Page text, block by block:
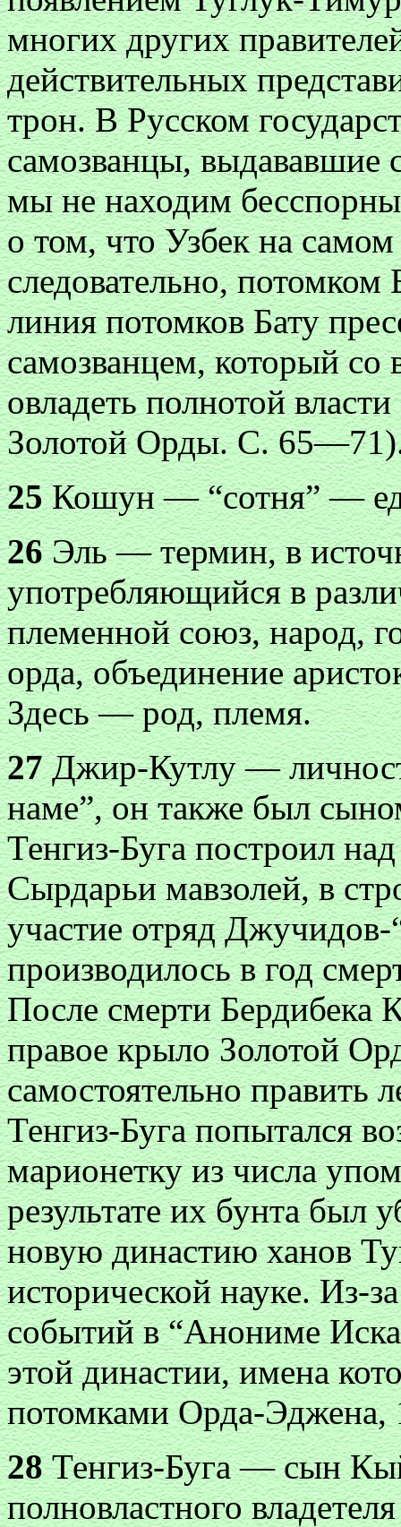
многих других
действительных
трон. В Русском
самозванцы, выдававшие
мы не находим
о том, что Узбек на
следовательно,
линия потомков Бату
самозванцем, который со
овладеть полнотой власти
Золотой Орды. С.
25Кошун — “сотня” —
26Эль — термин, в
употребляющийся в
племенной союз, народ,
орда, объединение
Здесь — род, племя.
27Джир-Кутлу —
наме”, он также был
Тенгиз-Буга построил
Сырдарьи мавзолей, в
участие отряд Джучидов-
производилось в год
После смерти
правое крыло Золотой
самостоятельно
Тенгиз-Буга попытался
марионетку из числа
результате их бунта был
новую династию ханов
исторической науке. Из-
событий в “Анониме
этой династии, имена
потомками Орда-
28Тенгиз-Буга — сын
полновластного